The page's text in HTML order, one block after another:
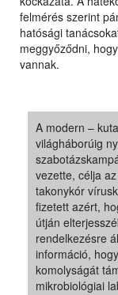
felmérés szerint
hatósági
meggyőződni,
vannak.
A modern –
világháborúig
vezette, célja
takonykór
fizetett azért,
útján
rendelkezésre
információ,
komolyságát
mikrobiológiai